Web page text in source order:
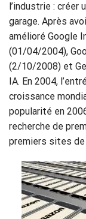
l’industrie : créer
garage. Après
amélioré Google
(01/04/2004),
(2/10/2008) et
IA. En 2004,
croissance
popularité en
recherche de
premiers sites de